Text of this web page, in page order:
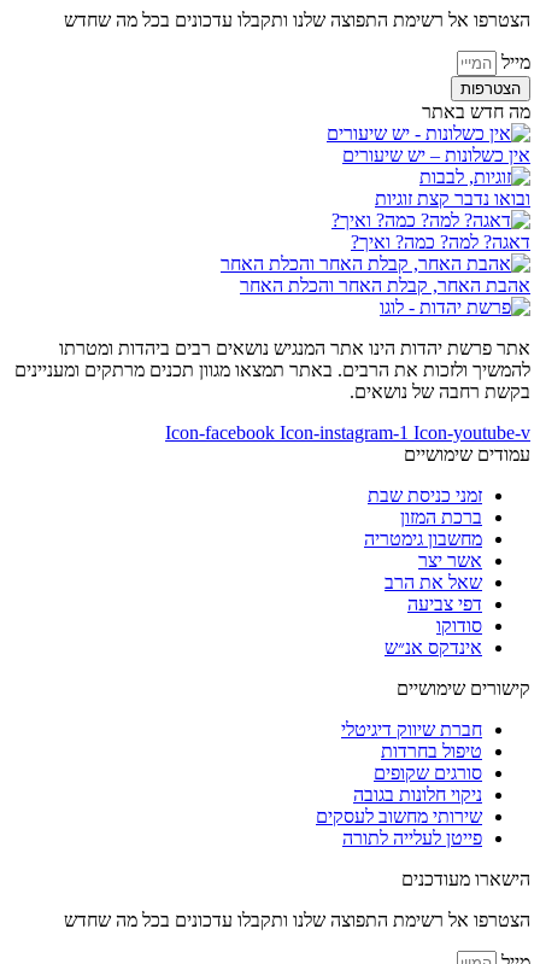
הצטרפו אל רשימת התפוצה שלנו ותקבלו עדכונים בכל מה שחדש
מייל
הצטרפות
מה חדש באתר
אין כשלונות – יש שיעורים
ובואו נדבר קצת זוגיות
דאגה? למה? כמה? ואיך?
אהבת האחר, קבלת האחר והכלת האחר
אתר פרשת יהדות הינו אתר המנגיש נושאים רבים ביהדות ומטרתו
להמשיך ולזכות את הרבים. באתר תמצאו מגוון תכנים מרתקים ומעניינים
בקשת רחבה של נושאים.
Icon-facebook Icon-instagram-1 Icon-youtube-v
עמודים שימושיים
זמני כניסת שבת
ברכת המזון
מחשבון גימטריה
אשר יצר
שאל את הרב
דפי צביעה
סודוקו
אינדקס אנ״ש
קישורים שימושיים
חברת שיווק דיגיטלי
טיפול בחרדות
סורגים שקופים
ניקוי חלונות בגובה
שירותי מחשוב לעסקים
פייטן לעלייה לתורה
הישארו מעודכנים
הצטרפו אל רשימת התפוצה שלנו ותקבלו עדכונים בכל מה שחדש